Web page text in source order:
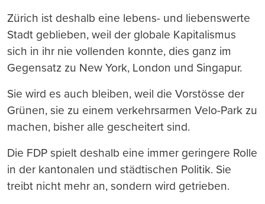
Zürich ist deshalb eine lebens- und liebenswerte
Stadt geblieben, weil der globale Kapitalismus
sich in ihr nie vollenden konnte, dies ganz im
Gegensatz zu New York, London und Singapur.
Sie wird es auch bleiben, weil die Vorstösse der
Grünen, sie zu einem verkehrsarmen Velo-Park zu
machen, bisher alle gescheitert sind.
Die FDP spielt deshalb eine immer geringere Rolle
in der kantonalen und städtischen Politik. Sie
treibt nicht mehr an, sondern wird getrieben.